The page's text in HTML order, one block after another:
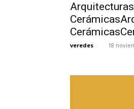
Arquitecturas
veredes - 18